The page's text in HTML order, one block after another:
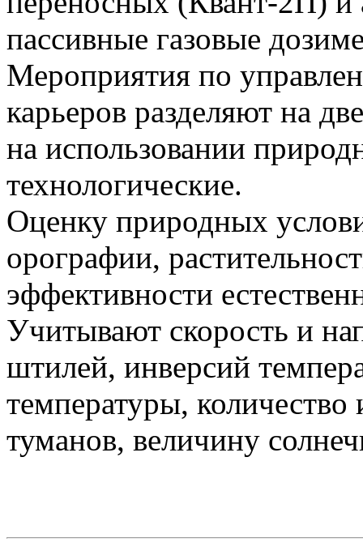
пассивные газовые
Мероприятия по
карьеров разделяют на
на использовании
технологические.
Оценку природных
орографии,
эффективности
Учитывают скорость и
штилей, инверсий
температуры,
туманов, величину